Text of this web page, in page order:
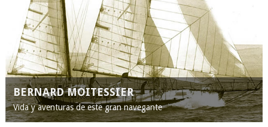
BERNARD MOITESSIER
Vida y aventuras de este gran navegante